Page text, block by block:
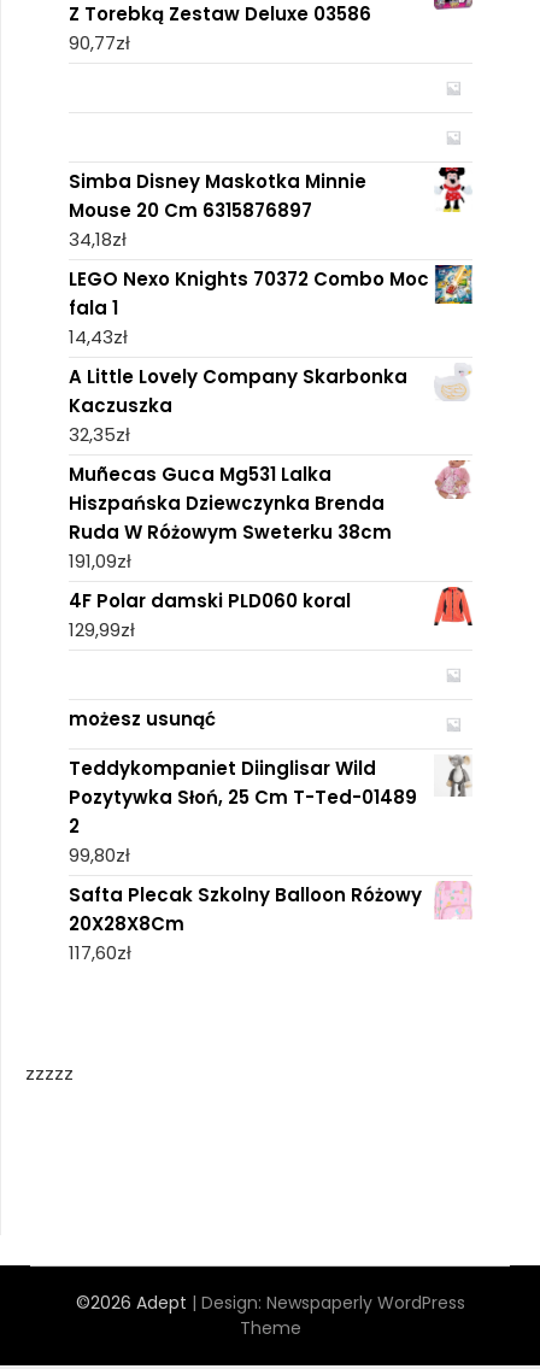
Z Torebką Zestaw Deluxe 03586
90,77zł
Simba Disney Maskotka Minnie
Mouse 20 Cm 6315876897
34,18zł
LEGO Nexo Knights 70372 Combo Moc
fala 1
14,43zł
A Little Lovely Company Skarbonka
Kaczuszka
32,35zł
Muñecas Guca Mg531 Lalka
Hiszpańska Dziewczynka Brenda
Ruda W Różowym Sweterku 38cm
191,09zł
4F Polar damski PLD060 koral
129,99zł
możesz usunąć
Teddykompaniet Diinglisar Wild
Pozytywka Słoń, 25 Cm T-Ted-01489
2
99,80zł
Safta Plecak Szkolny Balloon Różowy
20X28X8Cm
117,60zł
zzzzz
©2026 Adept | Design: Newspaperly WordPress
Theme